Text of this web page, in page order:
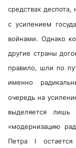
средствах
с усилением
войнами. Однако
другие страны
правило, шли по
именно
очередь на
выделяется
«модернизацию
Петра I